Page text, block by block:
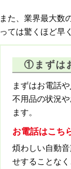
また、業界最大数
っては驚くほど早
①まずは
まずはお電話や
不用品の状況
ます。
お電話はこち
煩わしい自動
せすることな